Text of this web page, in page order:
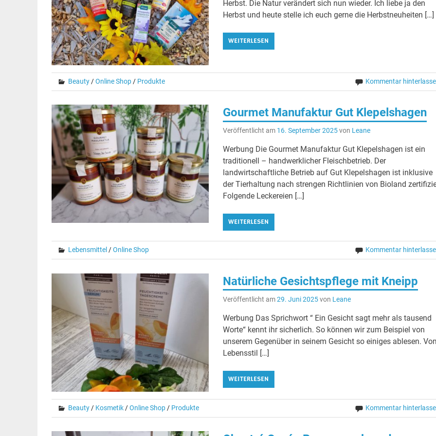
Herbst. Die Natur verändert sich nun wieder. Ich liebe ja den
Herbst und heute stelle ich euch gerne die Herbstneuheiten […]
WEITERLESEN
Beauty/Online Shop/ Produkte Kommentar
Gourmet Manufaktur Gut Klepelshagen
Veröffentlicht am 16. September 2025von Leane
Werbung Die Gourmet Manufaktur Gut Klepelshagen ist ein
traditionell – handwerklicher Fleischbetrieb. Der
landwirtschaftliche Betrieb auf Gut Klepelshagen ist inklusive
der Tierhaltung nach strengen Richtlinien von Bioland
Folgende Leckereien […]
WEITERLESEN
Lebensmittel /Online Shop Kommentar
Natürliche Gesichtspflege mit Kneipp
Veröffentlicht am29. Juni 2025von Leane
Werbung Das Sprichwort “ Ein Gesicht sagt mehr als tausend
Worte“ kennt ihr sicherlich. So können wir zum Beispiel von
unserem Gegenüber in seinem Gesicht so einiges ablesen.
Lebensstil […]
WEITERLESEN
Beauty/ Kosmetik/Online Shop/ Produkte Kommentar